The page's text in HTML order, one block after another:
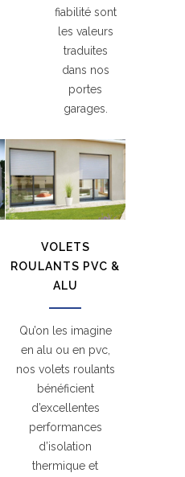
fiabilité sont
les valeurs
traduites
dans nos
portes
garages.
VOLETS
ROULANTS PVC &
ALU
Qu’on les imagine
en alu ou en pvc,
nos volets roulants
bénéficient
d’excellentes
performances
d’isolation
thermique et